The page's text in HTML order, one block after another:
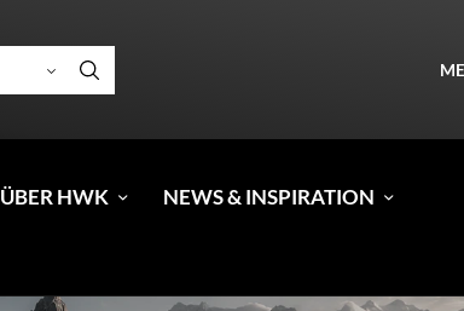
ÜBER HWK
NEWS & INSPIRATION